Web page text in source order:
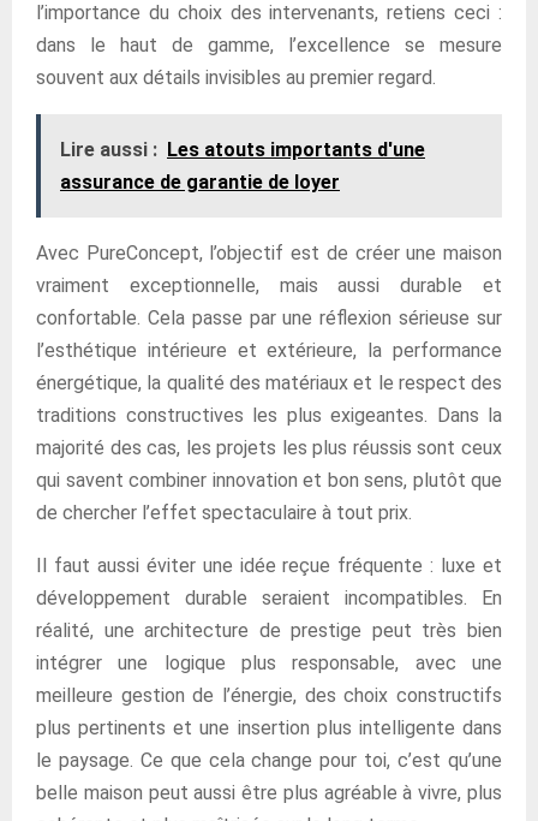
l’importance du choix des intervenants, retiens ceci :
dans le haut de gamme, l’excellence se mesure
souvent aux détails invisibles au premier regard.
Lire aussi : Les atouts importants d'une
assurance de garantie de loyer
Avec PureConcept, l’objectif est de créer une maison
vraiment exceptionnelle, mais aussi durable et
confortable. Cela passe par une réflexion sérieuse sur
l’esthétique intérieure et extérieure, la performance
énergétique, la qualité des matériaux et le respect des
traditions constructives les plus exigeantes. Dans la
majorité des cas, les projets les plus réussis sont ceux
qui savent combiner innovation et bon sens, plutôt que
de chercher l’effet spectaculaire à tout prix.
Il faut aussi éviter une idée reçue fréquente : luxe et
développement durable seraient incompatibles. En
réalité, une architecture de prestige peut très bien
intégrer une logique plus responsable, avec une
meilleure gestion de l’énergie, des choix constructifs
plus pertinents et une insertion plus intelligente dans
le paysage. Ce que cela change pour toi, c’est qu’une
belle maison peut aussi être plus agréable à vivre, plus